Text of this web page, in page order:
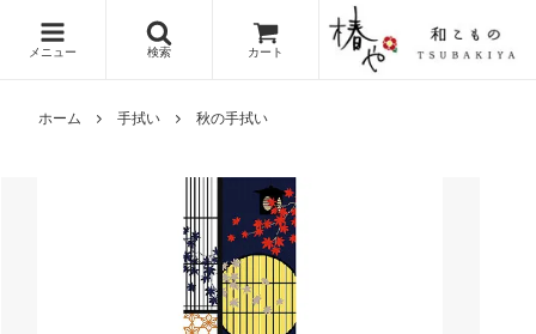
メニュー 検索 カート
ホーム 手拭い 秋の手拭い